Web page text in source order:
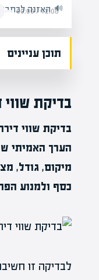
האזנה12:08
/
00:00
תוכן עניינים
בדיקת שווי
בדיקת שווי
הערך האמיתי
מיקום, גודל,
כסף ולמנוע
לבדיקה זו